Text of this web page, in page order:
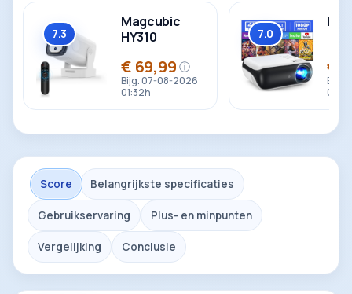
Totaal
7.3
Magcubic
HY310
Prijs
€ 69,99 ⓘ
Bijg. 07-08-2026
01:32h
Totaal
7.0
Prijs
€
Bijg.
Score Belangrijkste specificaties
Gebruikservaring Plus- en minpunten
Vergelijking Conclusie